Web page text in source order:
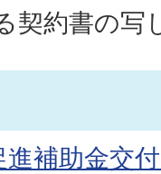
契約書の写
補助金交